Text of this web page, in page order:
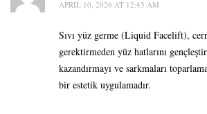
APRIL 10, 2026 AT 12:45 AM
Sıvı yüz germe (Liquid Facelift),
gerektirmeden yüz hatlarını
kazandırmayı ve sarkmaları
bir estetik uygulamadır.